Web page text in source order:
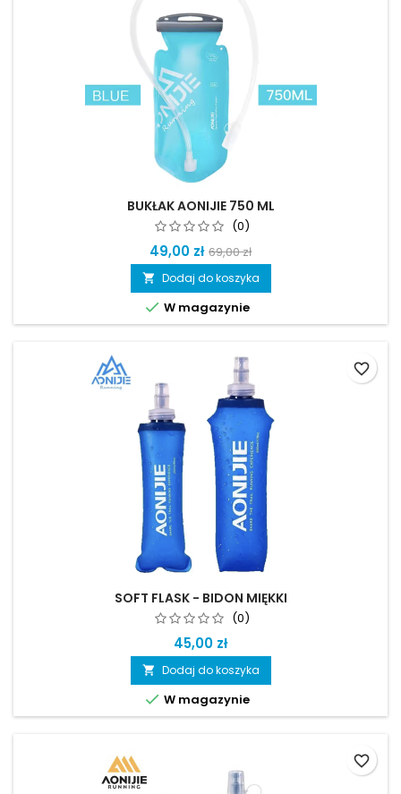
BUKŁAK AONIJIE 750 ML
(0)
49,00 zł 69,00 zł
 Dodaj do koszyka
 W magazynie
SOFT FLASK - BIDON MIĘKKI
(0)
45,00 zł
 Dodaj do koszyka
 W magazynie
favorite_border
favorite_border